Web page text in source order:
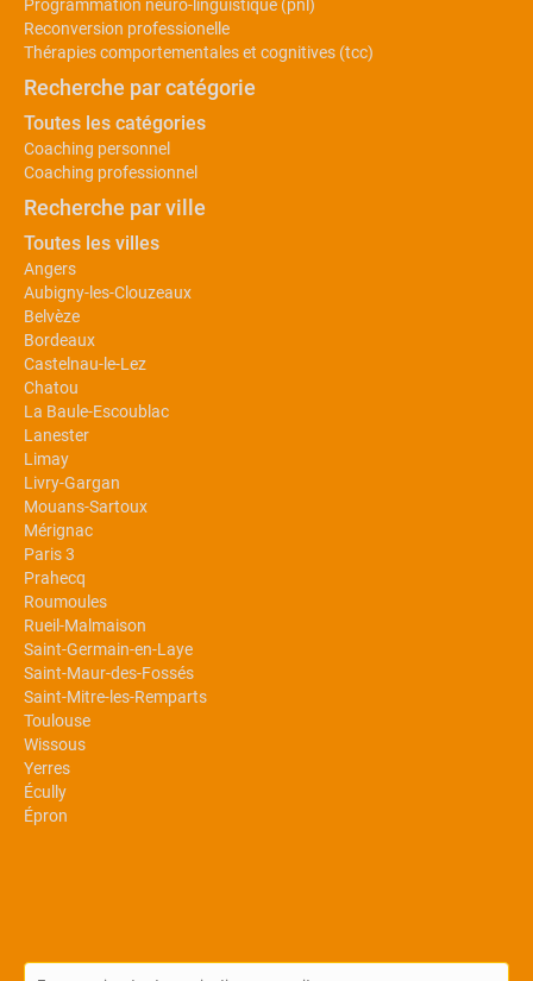
Programmation neuro-linguistique (pnl)
Reconversion professionelle
Thérapies comportementales et cognitives (tcc)
Recherche par catégorie
Toutes les catégories
Coaching personnel
Coaching professionnel
Recherche par ville
Toutes les villes
Angers
Aubigny-les-Clouzeaux
Belvèze
Bordeaux
Castelnau-le-Lez
Chatou
La Baule-Escoublac
Lanester
Limay
Livry-Gargan
Mouans-Sartoux
Mérignac
Paris 3
Prahecq
Roumoules
Rueil-Malmaison
Saint-Germain-en-Laye
Saint-Maur-des-Fossés
Saint-Mitre-les-Remparts
Toulouse
Wissous
Yerres
Écully
Épron